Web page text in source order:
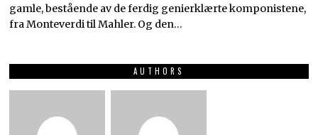
gamle, bestående av de ferdig genierklærte komponistene,
fra Monteverdi til Mahler. Og den…
AUTHORS